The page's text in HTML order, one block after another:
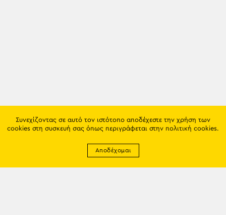
Συνεχίζοντας σε αυτό τον ιστότοπο αποδέχεστε την χρήση των
cookies στη συσκευή σας όπως περιγράφεται στην πολιτική cookies.
Αποδέχομαι